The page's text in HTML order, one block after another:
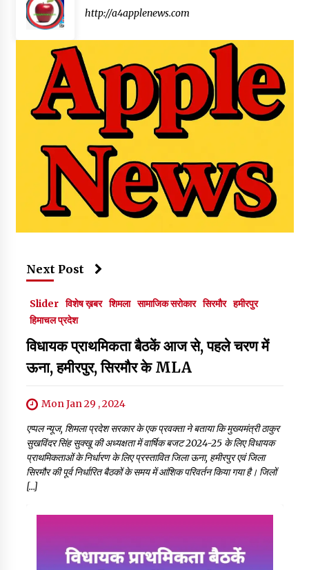
http://a4applenews.com
Next Post
Slider विशेष ख़बर शिमला सामाजिक सरोकार सिरमौर हमीरपुर
हिमाचल प्रदेश
विधायक प्राथमिकता बैठकें आज से, पहले चरण में
ऊना, हमीरपुर, सिरमौर के MLA
Mon Jan 29 , 2024
एप्पल न्यूज, शिमला प्रदेश सरकार के एक प्रवक्ता ने बताया कि मुख्यमंत्री ठाकुर
सुखविंदर सिंह सुक्खू की अध्यक्षता में वार्षिक बजट 2024-25 के लिए विधायक
प्राथमिकताओं के निर्धारण के लिए प्रस्तावित जिला ऊना, हमीरपुर एवं जिला
सिरमौर की पूर्व निर्धारित बैठकों के समय में आंशिक परिवर्तन किया गया है। जिलों
[…]